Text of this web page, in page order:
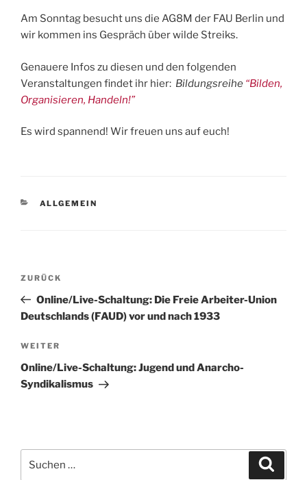
Am Sonntag besucht uns die AG8M der FAU Berlin und
wir kommen ins Gespräch über wilde Streiks.
Genauere Infos zu diesen und den folgenden
Veranstaltungen findet ihr hier: Bildungsreihe “Bilden,
Organisieren, Handeln!”
Es wird spannend! Wir freuen uns auf euch!
KATEGORIEN
ALLGEMEIN
Beitragsnavigation
Vorheriger
Beitrag
ZURÜCK
Online/Live-Schaltung: Die Freie Arbeiter-Union
Deutschlands (FAUD) vor und nach 1933
Nächster
Beitrag
WEITER
Online/Live-Schaltung: Jugend und Anarcho-
Syndikalismus
nach: